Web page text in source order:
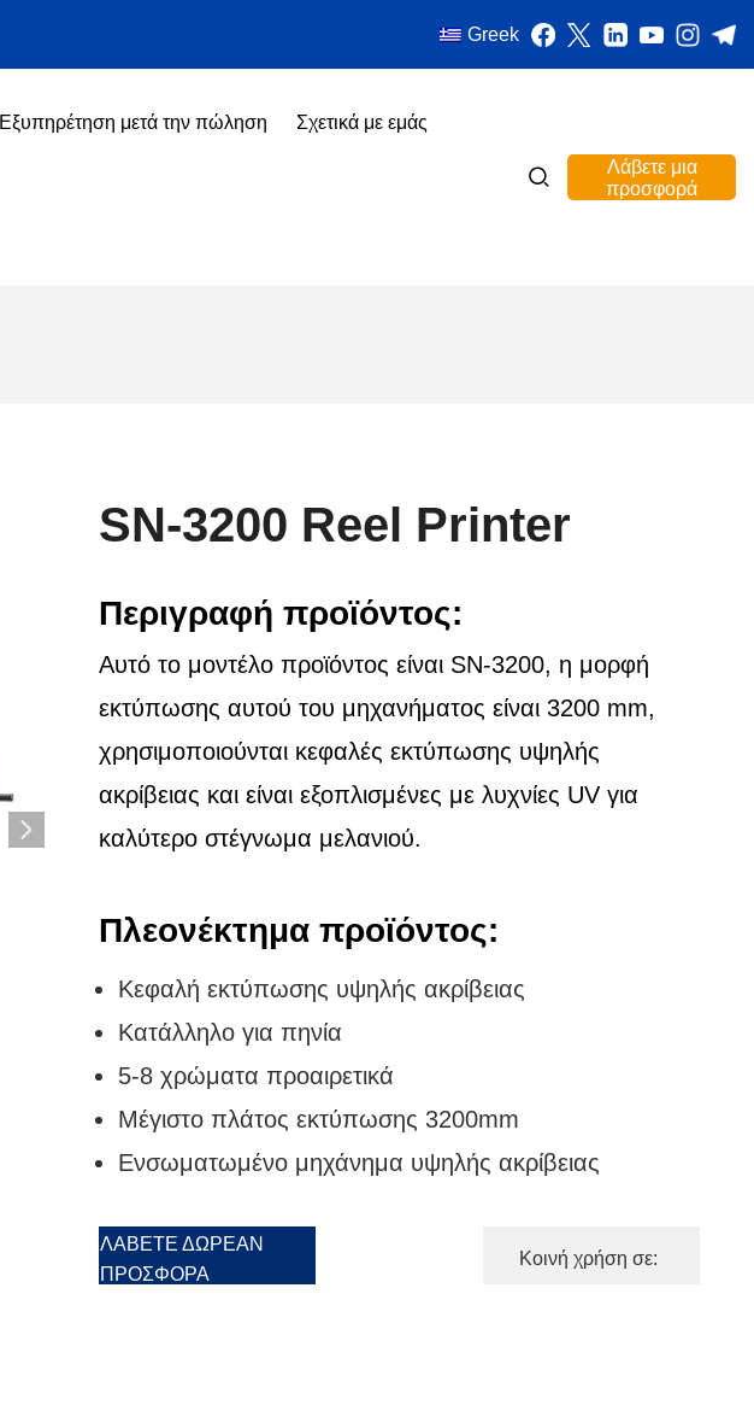
Greek
Εξυπηρέτηση μετά την πώληση Σχετικά με εμάς
Λάβετε μια
προσφορά
SN-3200 Reel Printer
Περιγραφή προϊόντος:
Αυτό το μοντέλο προϊόντος είναι SN-3200, η μορφή
εκτύπωσης αυτού του μηχανήματος είναι 3200 mm,
χρησιμοποιούνται κεφαλές εκτύπωσης υψηλής
ακρίβειας και είναι εξοπλισμένες με λυχνίες UV για
καλύτερο στέγνωμα μελανιού.
Πλεονέκτημα προϊόντος:
Κεφαλή εκτύπωσης υψηλής ακρίβειας
Κατάλληλο για πηνία
5-8 χρώματα προαιρετικά
Μέγιστο πλάτος εκτύπωσης 3200mm
Ενσωματωμένο μηχάνημα υψηλής ακρίβειας
ΛΆΒΕΤΕ ΔΩΡΕΆΝ
ΠΡΟΣΦΟΡΆ
Κοινή χρήση σε: